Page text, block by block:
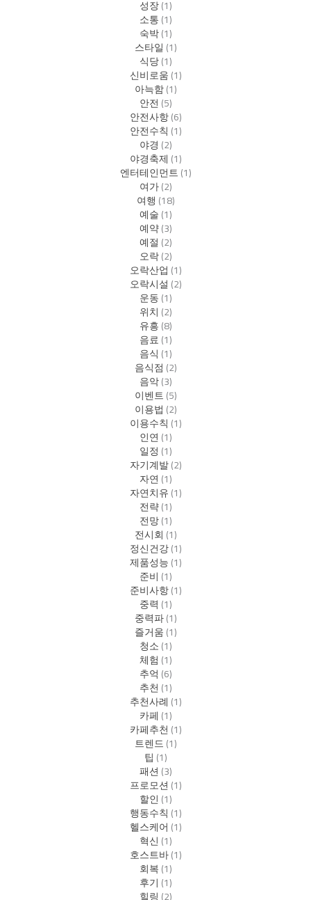
성장(1)
소통(1)
숙박(1)
스타일 (1)
식당(1)
신비로움(1)
아늑함(1)
안전(5)
안전사항(6)
안전수칙 (1)
야경 (2)
야경축제 (1)
엔터테인먼트(1)
여가(2)
여행 (18)
예술(1)
예약(3)
예절 (2)
오락(2)
오락산업 (1)
오락시설 (2)
운동(1)
위치 (2)
유흥(8)
음료(1)
음식 (1)
음식점 (2)
음악(3)
이벤트(5)
이용법 (2)
이용수칙 (1)
인연(1)
일정 (1)
자기계발(2)
자연(1)
자연치유(1)
전략(1)
전망(1)
전시회 (1)
정신건강(1)
제품성능(1)
준비 (1)
준비사항(1)
중력 (1)
중력파(1)
즐거움(1)
청소(1)
체험 (1)
추억 (6)
추천(1)
추천사례 (1)
카페 (1)
카페추천(1)
트렌드(1)
팁 (1)
패션(3)
프로모션(1)
할인(1)
행동수칙 (1)
헬스케어 (1)
혁신(1)
호스트바(1)
회복(1)
후기 (1)